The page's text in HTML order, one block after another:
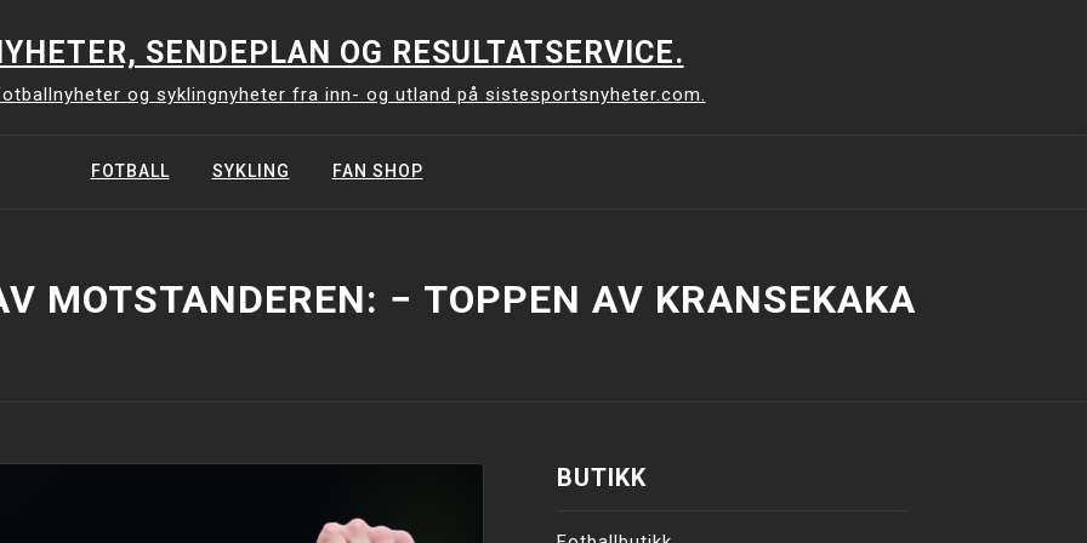
SENDEPLAN OG RESULTATSERVICE.
og syklingnyheter fra inn- og utland på sistesportsnyheter.com.
FOTBALL SYKLING FAN SHOP
MOTSTANDEREN: − TOPPEN AV KRANSEKAKA
BUTIKK